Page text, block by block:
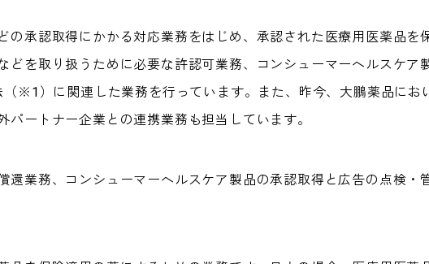
承認取得にかかる対応業務をはじめ、承認された医療用医薬品を
どを取り扱うために必要な許認可業務、コンシューマーヘルスケア
※1）に関連した業務を行っています。また、昨今、大鵬薬品にお
ートナー企業との連携業務も担当しています。
還業務、コンシューマーヘルスケア製品の承認取得と広告の点検・